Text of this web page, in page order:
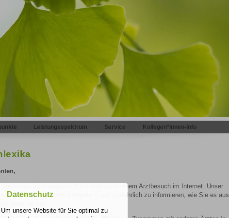
Leistungsspektrum Service Kollegen*innen-Info
Menschen informieren sich vor oder nach einem Arztbesuch im Internet. Unser
es, Sie online genauso kompetent und ausführlich zu informieren, wie Sie es aus
Datenschutz
unsere Website für Sie optimal zu